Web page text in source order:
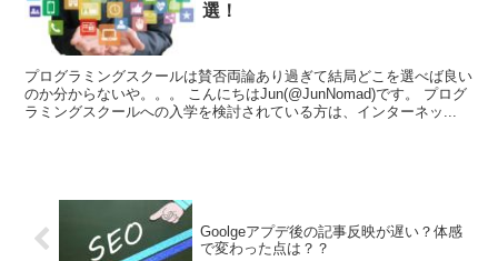
選！
プログラミングスクールは賛否両論あり過ぎて結局どこを選べば良い
のか分からないや。。。 こんにちはJun(@JunNomad)です。 プログ
ラミングスクールへの入学を検討されている方は、インターネッ...
Goolgeアプデ後の記事反映が遅い？体感
で変わった点は？？